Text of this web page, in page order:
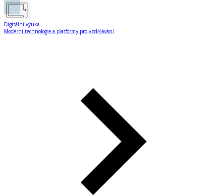
Digitální výuka
Moderní technologie a platformy pro vzdělávání